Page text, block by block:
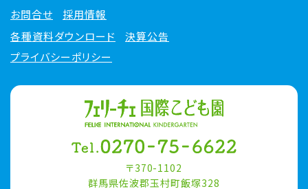
プライバシーポリシー
お問合せ
採用情報
各種資料ダウンロード
決算公告
〒370-1102
群馬県佐波郡玉村町飯塚328